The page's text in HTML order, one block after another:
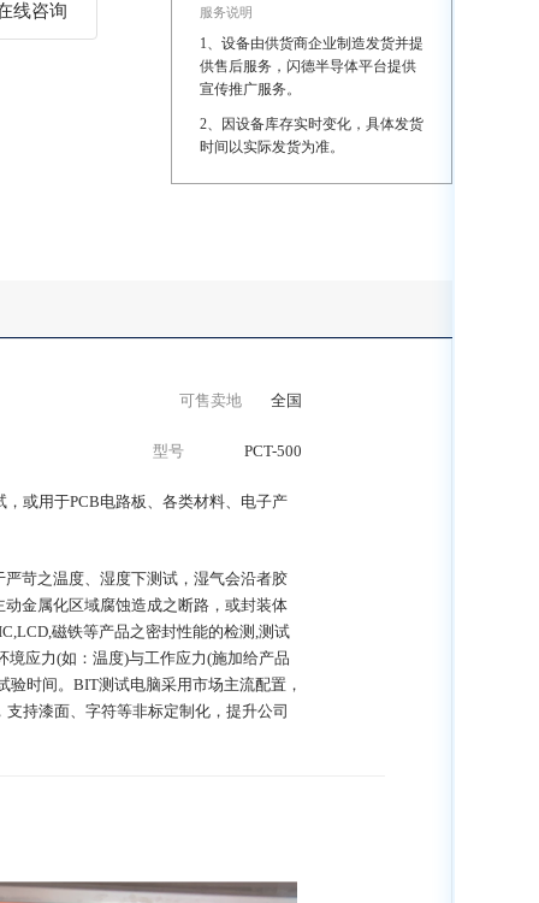
线咨询 服务说明
1、设备由供货商企业制造发货并提
供售后服务，闪德半导体平台提供
宣传推广服务。
2、因设备库存实时变化，具体发货
时间以实际发货为准。
可售卖地 全国
型号 PCT-500
或用于PCB电路板、各类材料、电子产
苛之温度、湿度下测试，湿气会沿者胶
金属化区域腐蚀造成之断路，或封装体
磁铁等产品之密封性能的检测,测试
应力(如：温度)与工作应力(施加给产品
时间。BIT测试电脑采用市场主流配置，
持漆面、字符等非标定制化，提升公司